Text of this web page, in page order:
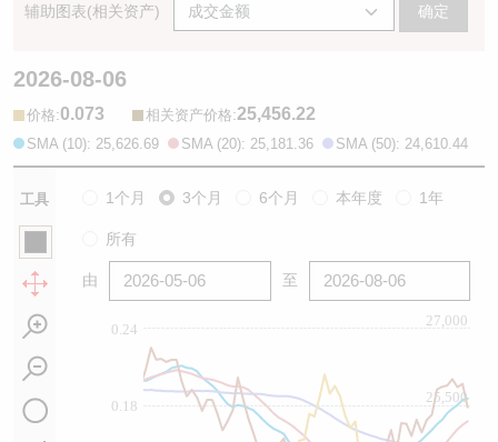
辅助图表(相关资产) 确定
2026-08-06
价格:0.073 相关资产价格:25,456.22
SMA (10): 25,626.69 SMA (20): 25,181.36 SMA (50): 24,610.44
工具 1个月 3个月 6个月 本年度 1年
所有
由 至
0.18
0.24
25,500
27,000